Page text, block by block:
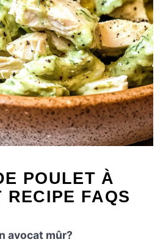
POULET À
RECIPE FAQS
avocat mûr?